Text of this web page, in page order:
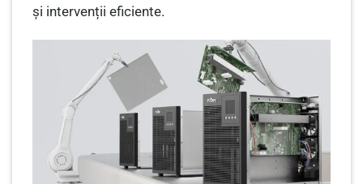
și intervenții eficiente.